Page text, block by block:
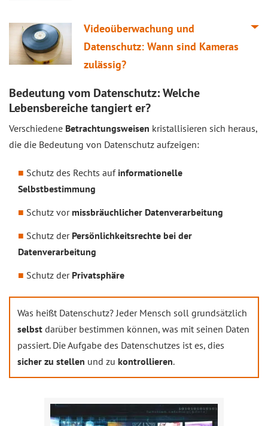
Videoüberwachung und
Datenschutz: Wann sind Kameras
zulässig?
Bedeutung vom Datenschutz: Welche
Lebensbereiche tangiert er?
Verschiedene Betrachtungsweisen kristallisieren sich heraus,
die die Bedeutung von Datenschutz aufzeigen:
Schutz des Rechts auf informationelle
Selbstbestimmung
Schutz vor missbräuchlicher Datenverarbeitung
Schutz der Persönlichkeitsrechte bei der
Datenverarbeitung
Schutz der Privatsphäre
Was heißt Datenschutz? Jeder Mensch soll grundsätzlich
selbst darüber bestimmen können, was mit seinen Daten
passiert. Die Aufgabe des Datenschutzes ist es, dies
sicher zu stellen und zu kontrollieren.